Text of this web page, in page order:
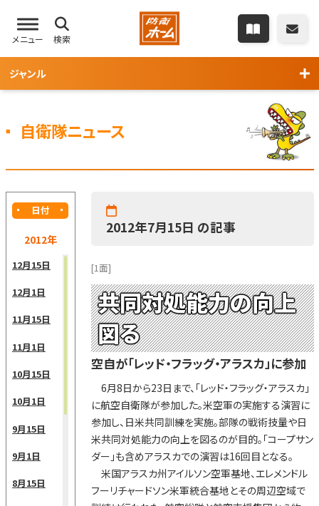
メニュー 検索
ジャンル
自衛隊ニュース
日付
2012年
12月15日
12月1日
11月15日
11月1日
10月15日
10月1日
9月15日
9月1日
8月15日
2012年7月15日 の記事
[1面]
共同対処能力の向上
図る
空自が「レッド・フラッグ・アラスカ」に参加
6月8日から23日まで、「レッド・フラッグ・アラスカ」
に航空自衛隊が参加した。米空軍の実施する演習に
参加し、日米共同訓練を実施。部隊の戦術技量や日
米共同対処能力の向上を図るのが目的。「コープサン
ダー」も含めアラスカでの演習は16回目となる。
米国アラスカ州アイルソン空軍基地、エレメンドル
フーリチャードソン米軍統合基地とその周辺空域で